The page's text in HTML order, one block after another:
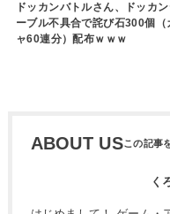
ドッカンバトルさん、ドッカ
ーブル不具合で詫び石300個（
ャ60連分）配布ｗｗｗ
ABOUT US
く